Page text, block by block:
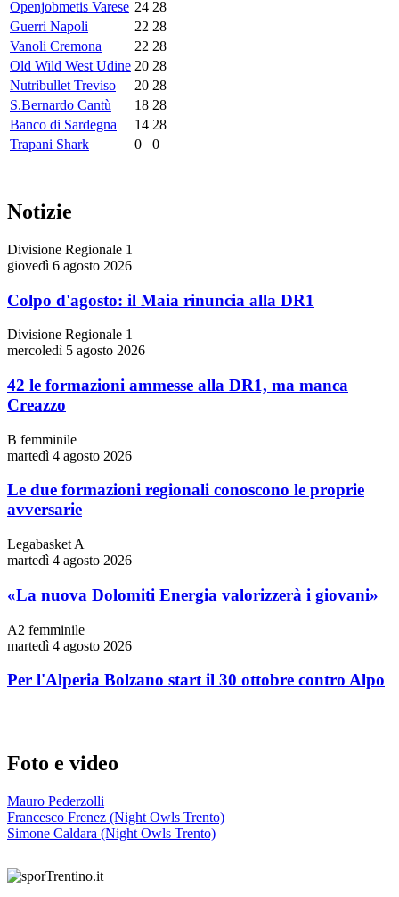
Openjobmetis Varese 24 28
Guerri Napoli
22 28
Vanoli Cremona
22 28
Old Wild West Udine 20 28
Nutribullet Treviso
20 28
S.Bernardo Cantù
18 28
Banco di Sardegna
14 28
Trapani Shark
0 0
Notizie
Divisione Regionale 1
giovedì 6 agosto 2026
Colpo d'agosto: il Maia rinuncia alla DR1
Divisione Regionale 1
mercoledì 5 agosto 2026
42 le formazioni ammesse alla DR1, ma manca
Creazzo
B femminile
martedì 4 agosto 2026
Le due formazioni regionali conoscono le proprie
avversarie
Legabasket A
martedì 4 agosto 2026
«La nuova Dolomiti Energia valorizzerà i giovani»
A2 femminile
martedì 4 agosto 2026
Per l'Alperia Bolzano start il 30 ottobre contro Alpo
Foto e video
Mauro Pederzolli
Francesco Frenez (Night Owls Trento)
Simone Caldara (Night Owls Trento)